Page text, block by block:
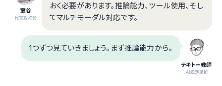
室谷
代表取締役
おく必要があります。推論能力、ツール使用、そし
てマルチモーダル対応です。
テキトー教師
.AI認定講師
1つずつ見ていきましょう。まず推論能力から。